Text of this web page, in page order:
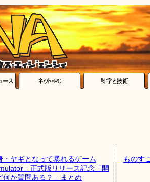
・ヤギとなって暴れるゲーム
」正式版リリース記念「開
何か質問ある？」まとめ
ものす